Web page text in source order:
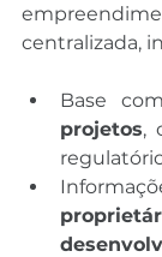
centralizada,
Base
projetos,